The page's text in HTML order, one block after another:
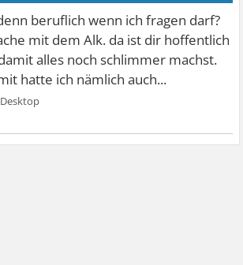
beruflich wenn ich fragen darf?
mit dem Alk. da ist dir hoffentlich
alles noch schlimmer machst.
hatte ich nämlich auch...